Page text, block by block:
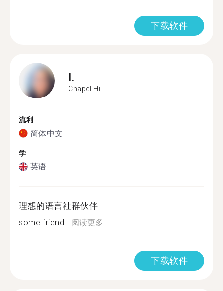
下载软件
I.
Chapel Hill
流利
简体中文
学
英语
理想的语言社群伙伴
some friend...阅读更多
下载软件